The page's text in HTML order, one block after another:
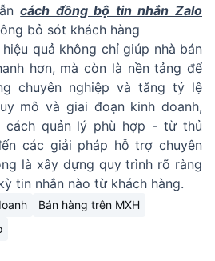
cách đồng bộ tin nhắn Zalo
bỏ sót khách hàng
quả không chỉ giúp nhà bán
hơn, mà còn là nền tảng để
chuyên nghiệp và tăng tỷ lệ
mô và giai đoạn kinh doanh,
cách quản lý phù hợp - từ thủ
các giải pháp hỗ trợ chuyên
là xây dựng quy trình rõ ràng
tin nhắn nào từ khách hàng.
Bán hàng trên MXH